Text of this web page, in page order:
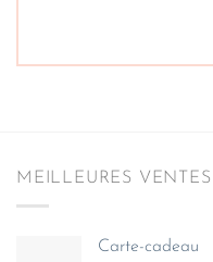
MEILLEURES VENTES
Carte-cadeau